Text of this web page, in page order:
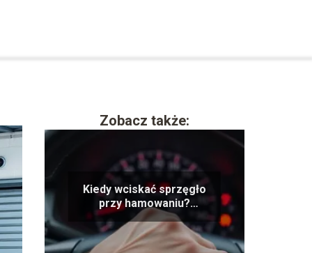
Zobacz także:
Kiedy wciskać sprzęgło
przy hamowaniu?
Praktyczne porady